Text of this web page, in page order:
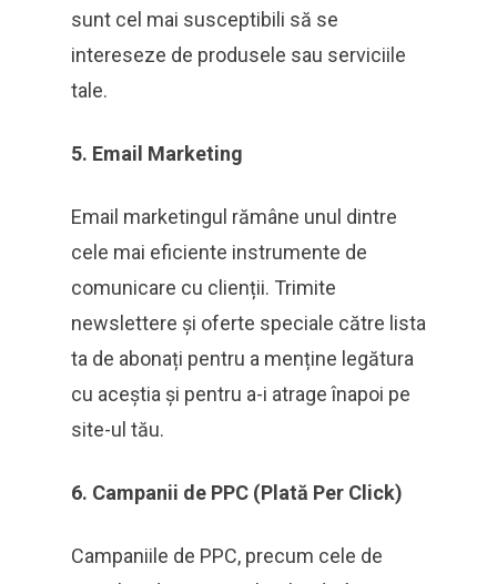
sunt cel mai susceptibili să se
intereseze de produsele sau serviciile
tale.
5. Email Marketing
Email marketingul rămâne unul dintre
cele mai eficiente instrumente de
comunicare cu clienții. Trimite
newslettere și oferte speciale către lista
ta de abonați pentru a menține legătura
cu aceștia și pentru a-i atrage înapoi pe
site-ul tău.
6. Campanii de PPC (Plată Per Click)
Campaniile de PPC, precum cele de